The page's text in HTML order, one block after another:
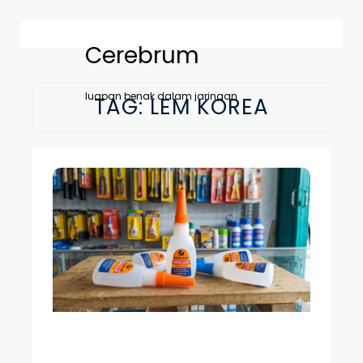
Cerebrum
luapan benak dalam jaringan
TAG:LEM KOREA